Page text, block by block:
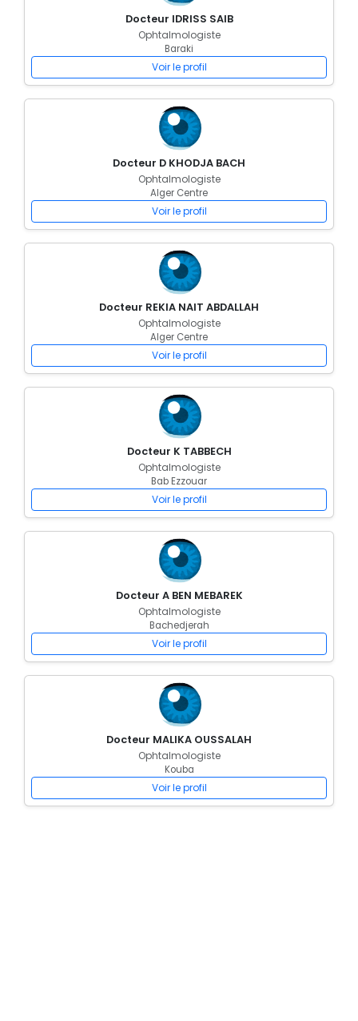
Docteur IDRISS SAIB
Ophtalmologiste
Baraki
Voir le profil
Docteur D KHODJA BACH
Ophtalmologiste
Alger Centre
Voir le profil
Docteur REKIA NAIT ABDALLAH
Ophtalmologiste
Alger Centre
Voir le profil
Docteur K TABBECH
Ophtalmologiste
Bab Ezzouar
Voir le profil
Docteur A BEN MEBAREK
Ophtalmologiste
Bachedjerah
Voir le profil
Docteur MALIKA OUSSALAH
Ophtalmologiste
Kouba
Voir le profil